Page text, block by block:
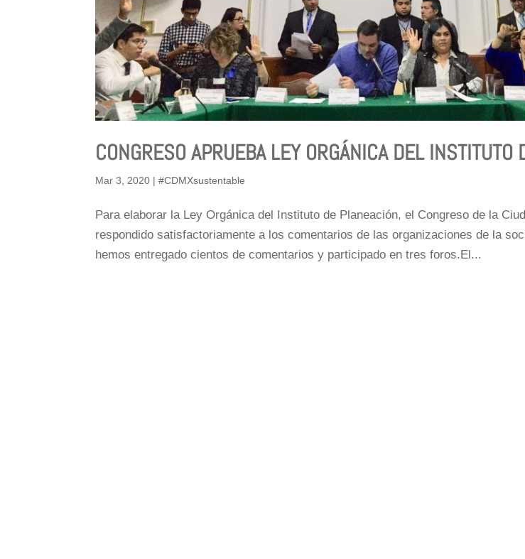
CONGRESO APRUEBA LEY ORGÁNICA DEL INSTITUTO
Mar 3, 2020 |#CDMXsustentable
Para elaborar la Ley Orgánica del Instituto de Planeación, el Congreso de la
respondido satisfactoriamente a los comentarios de las organizaciones de la
hemos entregado cientos de comentarios y participado en tres foros.El...